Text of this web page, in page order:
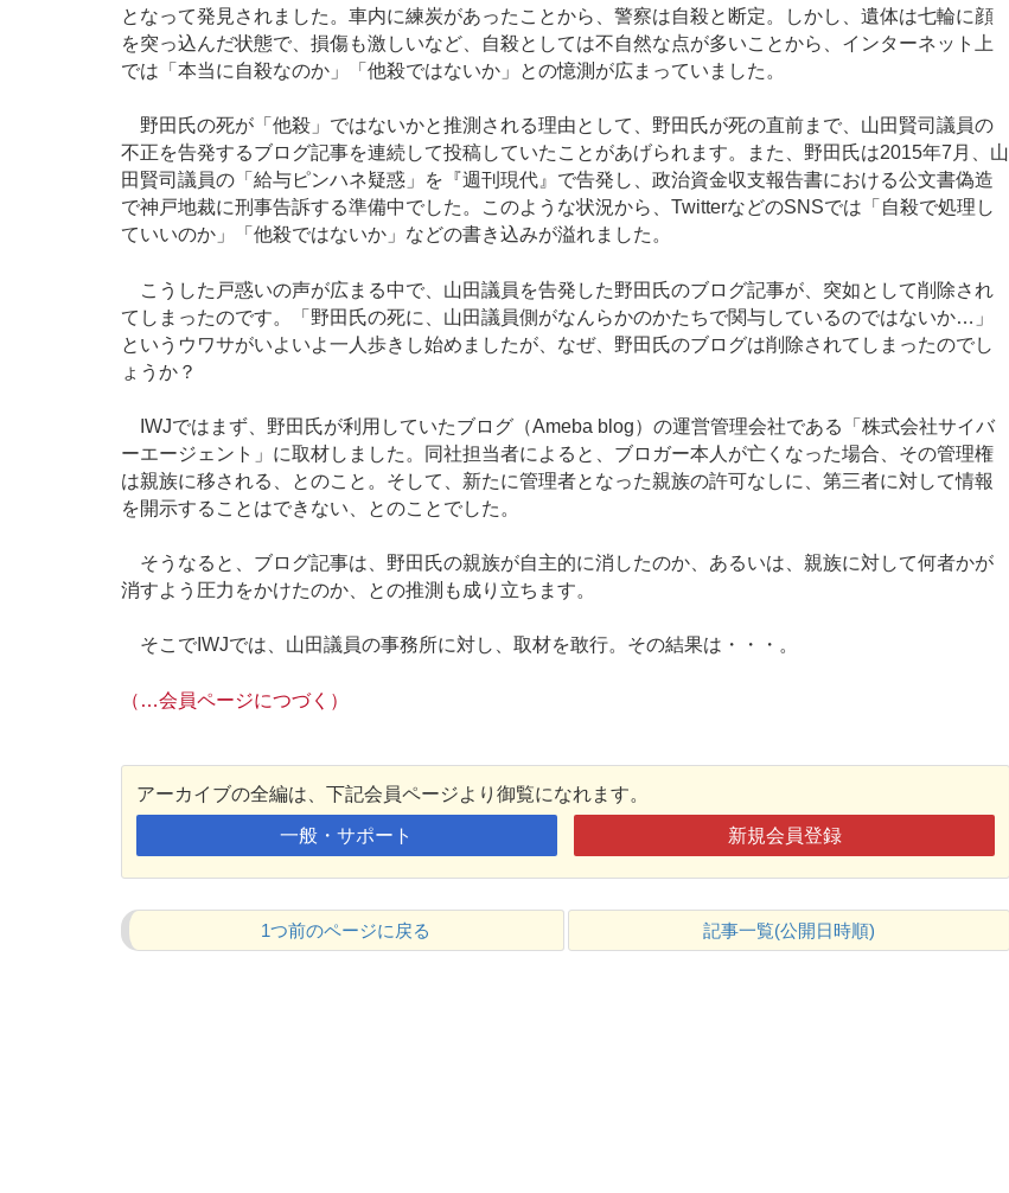
となって発見されました。車内に練炭があったことから、警察は自殺と断定。しかし、遺体は七輪に顔
を突っ込んだ状態で、損傷も激しいなど、自殺としては不自然な点が多いことから、インターネット上
では「本当に自殺なのか」「他殺ではないか」との憶測が広まっていました。
野田氏の死が「他殺」ではないかと推測される理由として、野田氏が死の直前まで、山田賢司議員の
不正を告発するブログ記事を連続して投稿していたことがあげられます。また、野田氏は2015年7月、山
田賢司議員の「給与ピンハネ疑惑」を『週刊現代』で告発し、政治資金収支報告書における公文書偽造
で神戸地裁に刑事告訴する準備中でした。このような状況から、TwitterなどのSNSでは「自殺で処理し
ていいのか」「他殺ではないか」などの書き込みが溢れました。
こうした戸惑いの声が広まる中で、山田議員を告発した野田氏のブログ記事が、突如として削除され
てしまったのです。「野田氏の死に、山田議員側がなんらかのかたちで関与しているのではないか…」
というウワサがいよいよ一人歩きし始めましたが、なぜ、野田氏のブログは削除されてしまったのでし
ょうか？
IWJではまず、野田氏が利用していたブログ（Ameba blog）の運営管理会社である「株式会社サイバ
ーエージェント」に取材しました。同社担当者によると、ブロガー本人が亡くなった場合、その管理権
は親族に移される、とのこと。そして、新たに管理者となった親族の許可なしに、第三者に対して情報
を開示することはできない、とのことでした。
そうなると、ブログ記事は、野田氏の親族が自主的に消したのか、あるいは、親族に対して何者かが
消すよう圧力をかけたのか、との推測も成り立ちます。
そこでIWJでは、山田議員の事務所に対し、取材を敢行。その結果は・・・。
（…会員ページにつづく）
アーカイブの全編は、下記会員ページより御覧になれます。
一般・サポート 新規会員登録
1つ前のページに戻る 記事一覧(公開日時順)